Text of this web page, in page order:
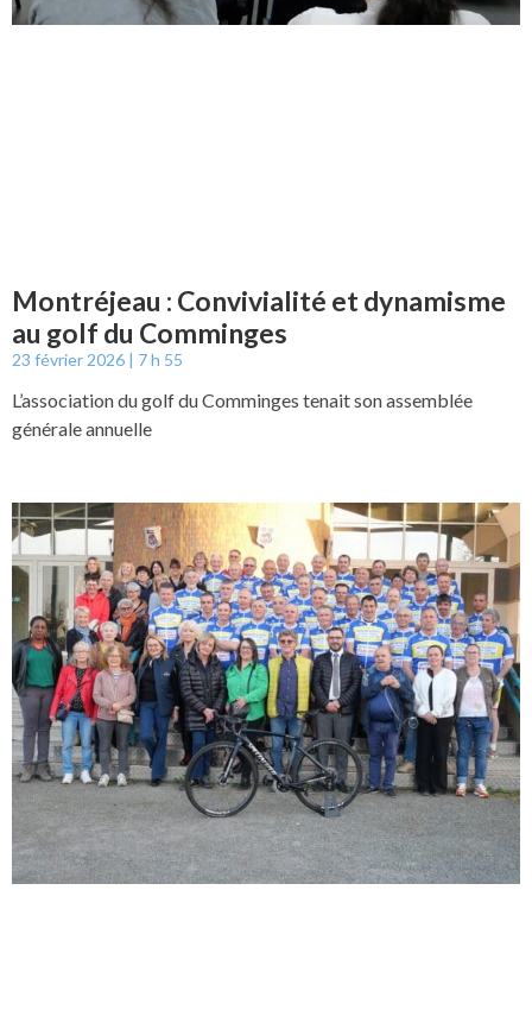
Montréjeau : Convivialité et dynamisme
au golf du Comminges
23 février 2026 7 h 55
L’association du golf du Comminges tenait son assemblée
générale annuelle